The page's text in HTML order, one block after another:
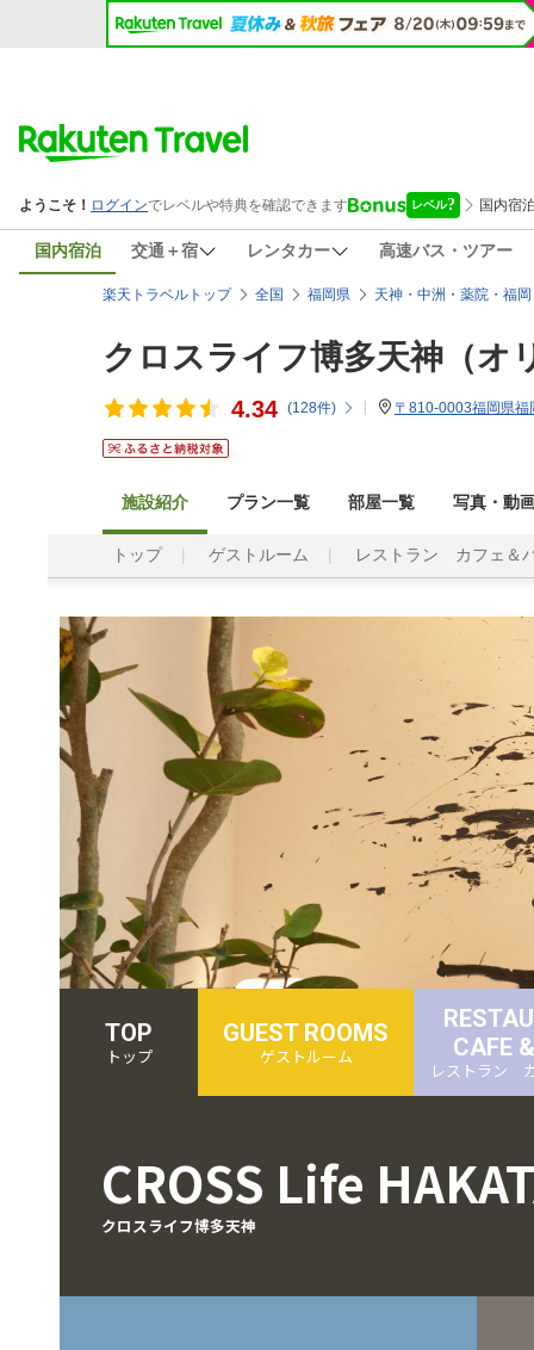
国内宿泊 交通＋宿 レンタカー 高速バス・ツアー
楽天トラベルトップ 全国 福岡県 天神・中洲・薬院・福
クロスライフ博多天神（オ
4.34 (128件) 〒810-0003福岡県
施設紹介 プラン一覧 部屋一覧 写真・動
トップ ゲストルーム レストラン カフェ＆
TOP
トップ
GUEST ROOMS
ゲストルーム
CAFE
レストラン
CROSS Life
クロスライフ博多天神